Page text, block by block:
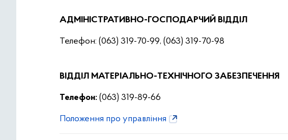
АДМІНІСТРАТИВНО-ГОСПОДАРЧИЙ ВІДДІЛ
Телефон: (063) 319-70-99, (063) 319-70-98
ВІДДІЛ МАТЕРІАЛЬНО-ТЕХНІЧНОГО ЗАБЕЗПЕЧЕННЯ
Телефон: (063) 319-89-66
Положення про управління